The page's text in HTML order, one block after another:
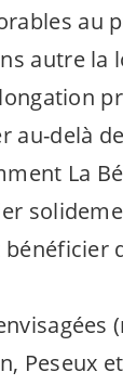
au
autre la
au-delà
La
Peseux